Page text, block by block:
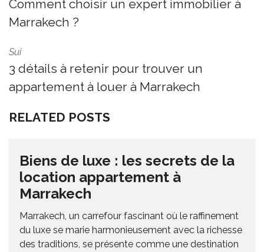
Comment choisir un expert immobilier à
Marrakech ?
Sui
3 détails à retenir pour trouver un
appartement à louer à Marrakech
RELATED POSTS
Biens de luxe : les secrets de la
location appartement à
Marrakech
Marrakech, un carrefour fascinant où le raffinement
du luxe se marie harmonieusement avec la richesse
des traditions, se présente comme une destination